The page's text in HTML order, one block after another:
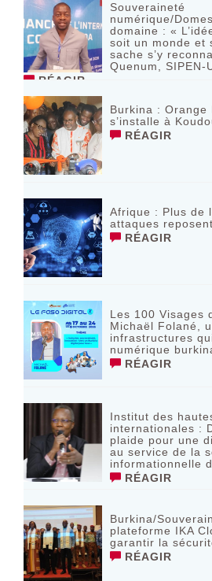
Souveraineté
numérique/
domaine : «
soit un monde et
sache s’y
Quenum, SIPEN-
RÉAGIR
Burkina : Orange
s’installe à
RÉAGIR
Afrique : Plus de
attaques
RÉAGIR
Les 100 Visages
Michaël Folané,
infrastructures
numérique
RÉAGIR
Institut des
internationales :
plaide pour une
au service de la
informationnelle
RÉAGIR
Burkina/
plateforme IKA
garantir la
RÉAGIR